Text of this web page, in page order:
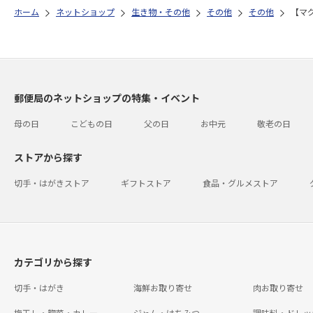
ホーム ネットショップ 生き物・その他 その他 その他 【
郵便局のネットショップの特集・イベント
母の日 こどもの日 父の日 お中元 敬老の日
ストアから探す
切手・はがきストア ギフトストア 食品・グルメストア
カテゴリから探す
切手・はがき 海鮮お取り寄せ 肉お取り寄せ